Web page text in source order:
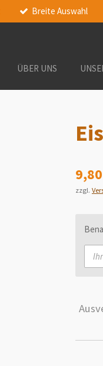
Breite Auswahl
ÜBER UNS
zzgl.